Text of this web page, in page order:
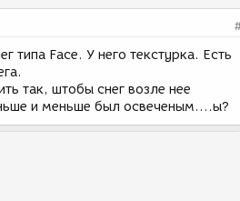
типа Face. У него текстурка. Есть
так, штобы снег возле нее
и меньше был освеченым....ы?